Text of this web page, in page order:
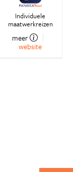
Individuele
maatwerkreizen
meer
website